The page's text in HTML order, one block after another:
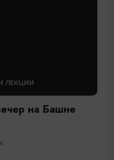
ЛЕКЦИИ
на Башне